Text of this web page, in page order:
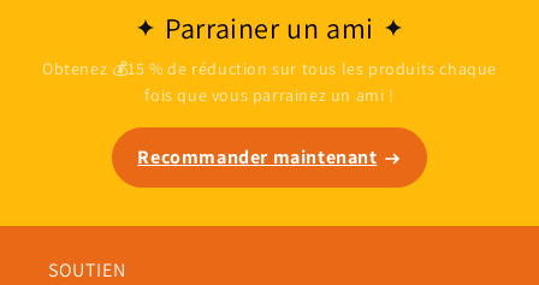
Parrainer un ami
Obtenez 💰15 % de réduction sur tous les produits chaque
fois que vous parrainez un ami !
Recommander maintenant
SOUTIEN